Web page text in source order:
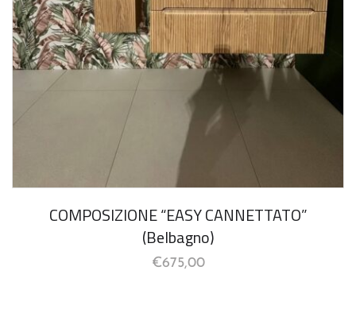
COMPOSIZIONE “EASY CANNETTATO”
(Belbagno)
€675,00